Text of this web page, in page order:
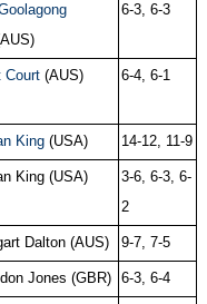
6-3, 6-3
Court(AUS) 6-4, 6-1
King(USA) 14-12, 11-9
King (USA)
3-6, 6-3, 6-
2
Dalton (AUS) 9-7, 7-5
Jones (GBR) 6-3, 6-4